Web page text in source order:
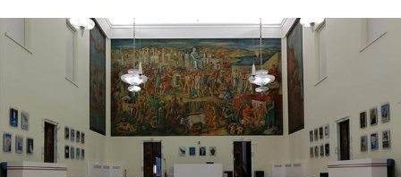
nazionali
Assicurazione
Cerca